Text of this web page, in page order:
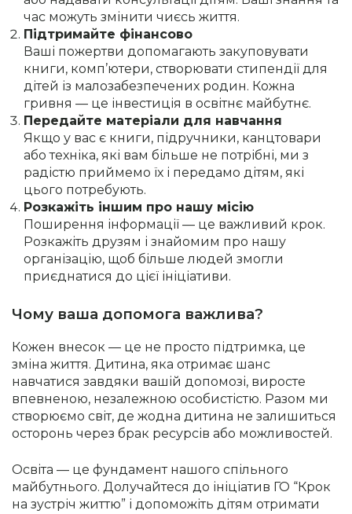
час можуть змінити чиєсь життя.
Підтримайте фінансово
Ваші пожертви допомагають закуповувати
книги, комп’ютери, створювати стипендії для
дітей із малозабезпечених родин. Кожна
гривня — це інвестиція в освітнє майбутнє.
Передайте матеріали для навчання
Якщо у вас є книги, підручники, канцтовари
або техніка, які вам більше не потрібні, ми з
радістю приймемо їх і передамо дітям, які
цього потребують.
Розкажіть іншим про нашу місію
Поширення інформації — це важливий крок.
Розкажіть друзям і знайомим про нашу
організацію, щоб більше людей змогли
приєднатися до цієї ініціативи.
Чому ваша допомога важлива?
Кожен внесок — це не просто підтримка, це
зміна життя. Дитина, яка отримає шанс
навчатися завдяки вашій допомозі, виросте
впевненою, незалежною особистістю. Разом ми
створюємо світ, де жодна дитина не залишиться
осторонь через брак ресурсів або можливостей.
Освіта — це фундамент нашого спільного
майбутнього. Долучайтеся до ініціатив ГО “Крок
на зустріч життю” і допоможіть дітям отримати